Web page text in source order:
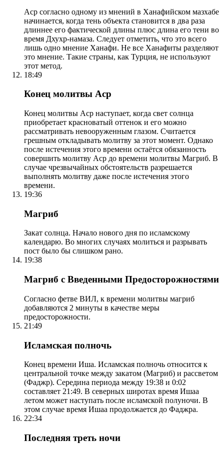
Аср согласно одному из мнений в Ханафийском мазхабе
начинается, когда тень объекта становится в два раза
длиннее его фактической длины плюс длина его тени во
время Дхухр-намаза. Следует отметить, что это всего
лишь одно мнение Ханафи. Не все Ханафиты разделяют
это мнение. Такие страны, как Турция, не используют
этот метод.
18:49
Конец молитвы Аср
Конец молитвы Аср наступает, когда свет солнца
приобретает красноватый оттенок и его можно
рассматривать невооруженным глазом. Считается
грешным откладывать молитву за этот момент. Однако
после истечения этого времени остаётся обязанность
совершить молитву Аср до времени молитвы Магриб. В
случае чрезвычайных обстоятельств разрешается
выполнять молитву даже после истечения этого
времени.
19:36
Магриб
Закат солнца. Начало нового дня по исламскому
календарю. Во многих случаях молиться и разрывать
пост было бы слишком рано.
19:38
Магриб с Введенными Предосторожностями
Согласно фетве ВИЛ, к времени молитвы магриб
добавляются 2 минуты в качестве меры
предосторожности.
21:49
Исламская полночь
Конец времени Иша. Исламская полночь относится к
центральной точке между закатом (Магриб) и рассветом
(Фаджр). Середина периода между 19:38 и 0:02
составляет 21:49. В северных широтах время Ишаа
летом может наступать после исламской полуночи. В
этом случае время Ишаа продолжается до Фаджра.
22:34
Последняя треть ночи